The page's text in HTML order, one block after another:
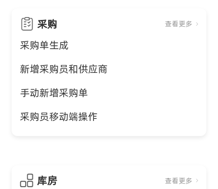
采购 查看更多
采购单生成
新增采购员和供应商
手动新增采购单
采购员移动端操作
库房 查看更多